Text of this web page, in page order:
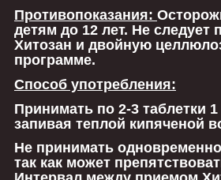
Противопоказания:
детям до 12 лет. Не следует
Хитозан и двойную
программе.
Способ употребления:
Принимать по 2-3 таблетки
запивая теплой кипяченой
Не принимать
так как может